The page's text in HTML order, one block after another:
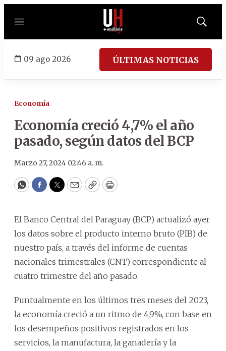
Menú
Mostrar
09 ago 2026 ÚLTIMAS NOTICIAS
Economía
Economía creció 4,7% el año
pasado, según datos del BCP
Marzo 27, 2024 02:46 a. m.
WhatsApp
Facebook
Twitter
EmailCopyPrint
El Banco Central del Paraguay (BCP) actualizó ayer
los datos sobre el producto interno bruto (PIB) de
nuestro país, a través del informe de cuentas
nacionales trimestrales (CNT) correspondiente al
cuatro trimestre del año pasado.
Puntualmente en los últimos tres meses del 2023,
la economía creció a un ritmo de 4,9%, con base en
los desempeños positivos registrados en los
servicios, la manufactura, la ganadería y la